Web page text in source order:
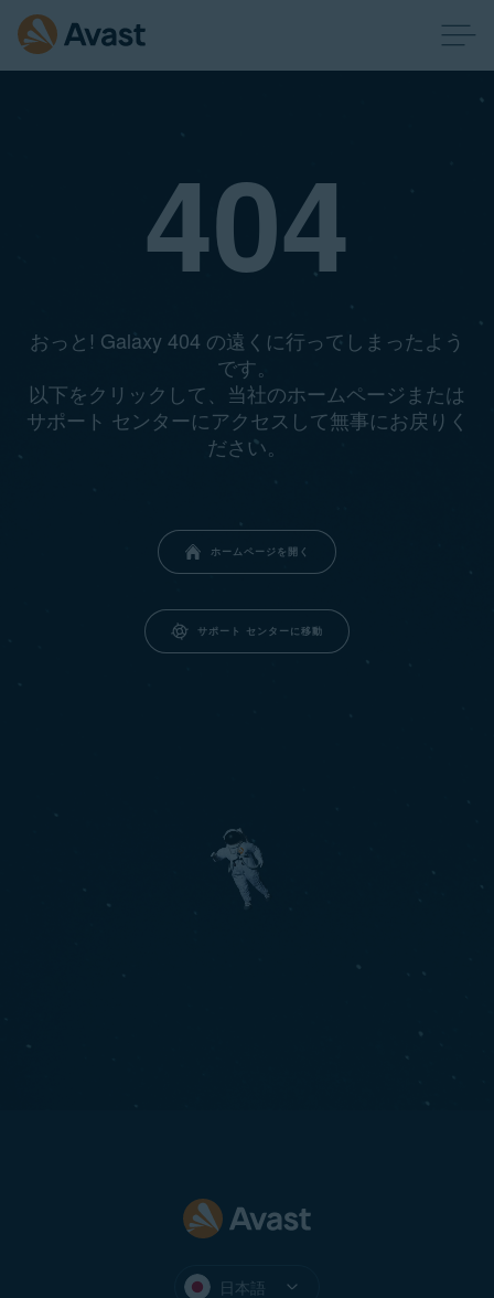
404
おっと! Galaxy 404 の遠くに行ってしまったよう
です。
以下をクリックして、当社のホームページまたは
サポート センターにアクセスして無事にお戻りく
ださい。
ホームページを開く
サポート センターに移動
日本語